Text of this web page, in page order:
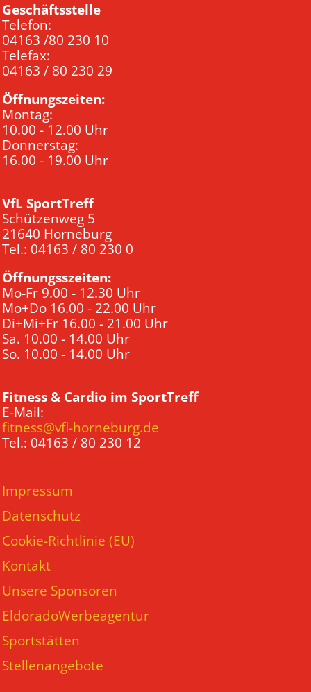
Geschäftsstelle
Telefon:
04163 /80 230 10
Telefax:
04163 / 80 230 29
Öffnungszeiten:
Montag:
10.00 - 12.00 Uhr
Donnerstag:
16.00 - 19.00 Uhr
VfL SportTreff
Schützenweg 5
21640 Horneburg
Tel.: 04163 / 80 230 0
Öffnungsszeiten:
Mo-Fr 9.00 - 12.30 Uhr
Mo+Do 16.00 - 22.00 Uhr
Di+Mi+Fr 16.00 - 21.00 Uhr
Sa. 10.00 - 14.00 Uhr
So. 10.00 - 14.00 Uhr
Fitness & Cardio im SportTreff
E-Mail:
fitness@vfl-horneburg.de
Tel.: 04163 / 80 230 12
Impressum
Datenschutz
Cookie-Richtlinie (EU)
Kontakt
Unsere Sponsoren
EldoradoWerbeagentur
Sportstätten
Stellenangebote